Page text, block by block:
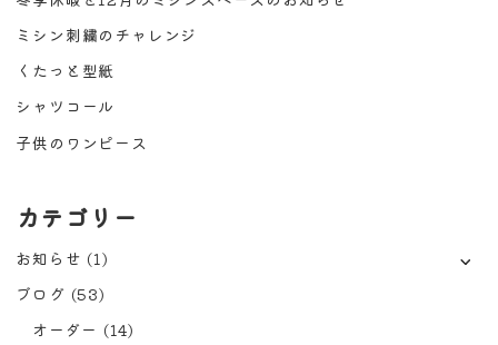
ミシン刺繍のチャレンジ
くたっと型紙
シャツコール
子供のワンピース
カテゴリー
お知らせ (1)
ブログ (53)
オーダー (14)